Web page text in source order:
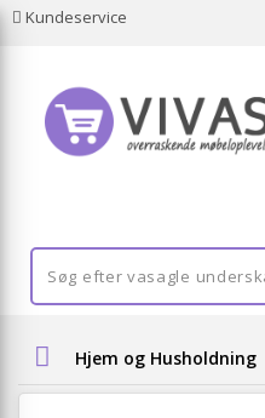
Kundeservice
Hjem og Husholdning